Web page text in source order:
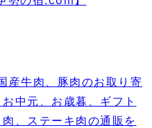
産牛肉、豚肉のお取り寄
中元、お歳暮、ギフト
、ステーキ肉の通販を